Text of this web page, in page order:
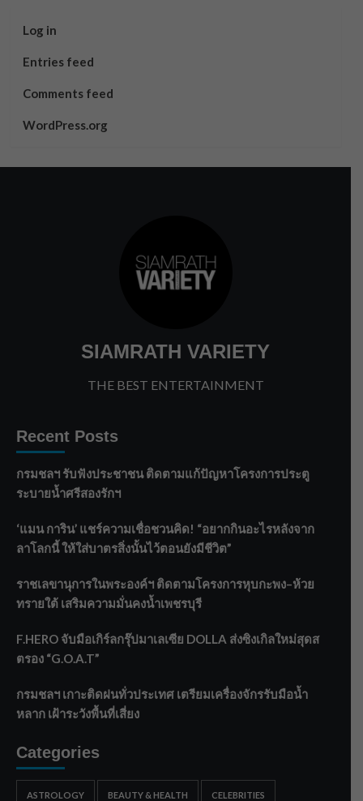
Log in
Entries feed
Comments feed
WordPress.org
SIAMRATH VARIETY
THE BEST ENTERTAINMENT
Recent Posts
กรมชลฯ รับฟังประชาชน ติดตามแก้ปัญหาโครงการประตู
ระบายน้ำศรีสองรักฯ
‘แมน การิน’ แชร์ความเชื่อชวนคิด! “อยากกินอะไรหลังจาก
ลาโลกนี้ ให้ใส่บาตรสิ่งนั้นไว้ตอนยังมีชีวิต”
ราชเลขานุการในพระองค์ฯ ติดตามโครงการหุบกะพง–ห้วย
ทรายใต้ เสริมความมั่นคงน้ำเพชรบุรี
F.HERO จับมือเกิร์ลกรุ๊ปมาเลเซีย DOLLA ส่งซิงเกิลใหม่สุดส
ตรอง “G.O.A.T”
กรมชลฯ เกาะติดฝนทั่วประเทศ เตรียมเครื่องจักรรับมือน้ำ
หลาก เฝ้าระวังพื้นที่เสี่ยง
Categories
ASTROLOGY BEAUTY & HEALTH CELEBRITIES